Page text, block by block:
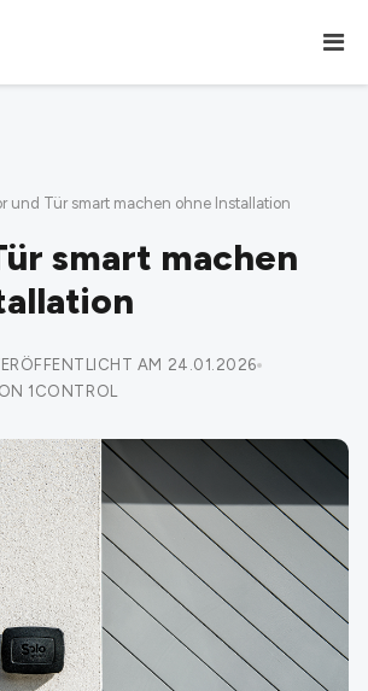
und Tür smart machen ohne Installation
smart machen
AM 24.01.2026
1CONTROL